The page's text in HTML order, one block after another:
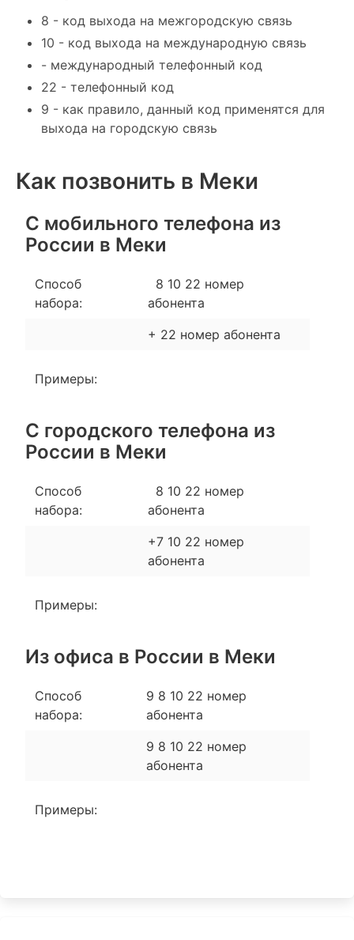
8 - код выхода на межгородскую связь
10 - код выхода на международную связь
- международный телефонный код
22 - телефонный код
9 - как правило, данный код применятся для
выхода на городскую связь
Как позвонить в Мeки
С мобильного телефона из
России в Мeки
Способ
набора:
8 10 22 номер
абонента
+ 22 номер абонента
Примеры:
С городского телефона из
России в Мeки
Способ
набора:
8 10 22 номер
абонента
+7 10 22 номер
абонента
Примеры:
Из офиса в России в Мeки
Способ
набора:
9 8 10 22 номер
абонента
9 8 10 22 номер
абонента
Примеры: